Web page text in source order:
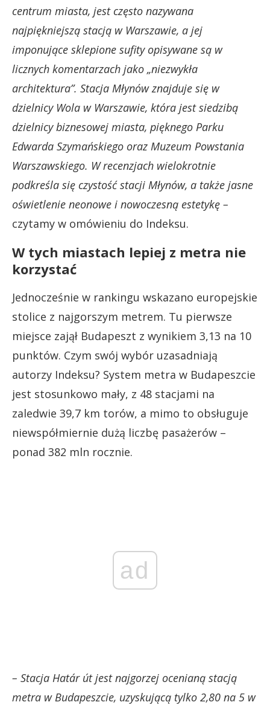
centrum miasta, jest często nazywana
najpiękniejszą stacją w Warszawie, a jej
imponujące sklepione sufity opisywane są w
licznych komentarzach jako „niezwykła
architektura”. Stacja Młynów znajduje się w
dzielnicy Wola w Warszawie, która jest siedzibą
dzielnicy biznesowej miasta, pięknego Parku
Edwarda Szymańskiego oraz Muzeum Powstania
Warszawskiego. W recenzjach wielokrotnie
podkreśla się czystość stacji Młynów, a także jasne
oświetlenie neonowe i nowoczesną estetykę –
czytamy w omówieniu do Indeksu.
W tych miastach lepiej z metra nie
korzystać
Jednocześnie w rankingu wskazano europejskie
stolice z najgorszym metrem. Tu pierwsze
miejsce zajął Budapeszt z wynikiem 3,13 na 10
punktów. Czym swój wybór uzasadniają
autorzy Indeksu? System metra w Budapeszcie
jest stosunkowo mały, z 48 stacjami na
zaledwie 39,7 km torów, a mimo to obsługuje
niewspółmiernie dużą liczbę pasażerów –
ponad 382 mln rocznie.
ad
– Stacja Határ út jest najgorzej ocenianą stacją
metra w Budapeszcie, uzyskującą tylko 2,80 na 5 w